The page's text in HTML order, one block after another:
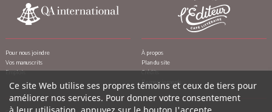
Pour nous joindre
Vos manuscrits
Emplois
À propos
Plan du site
Crédits
Remerciements
Ce site Web utilise ses propres témoins et ceux de tiers pour
améliorer nos services. Pour donner votre consentement